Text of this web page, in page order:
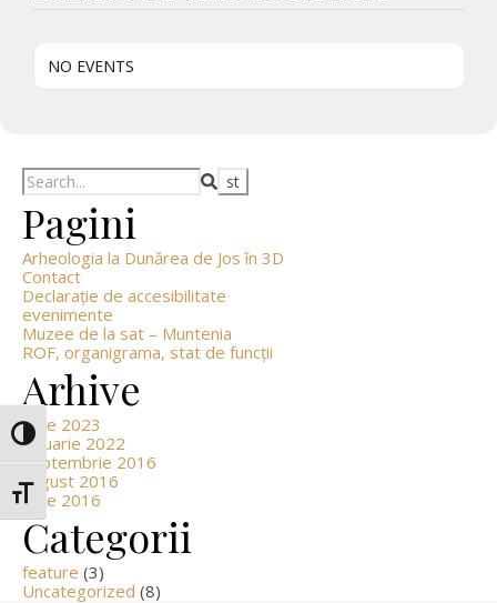
Glisor nivel contrast
Glisor mărime font
NO EVENTS
Search
Pagini
Arheologia la Dunărea de Jos în 3D
Contact
Declarație de accesibilitate
evenimente
Muzee de la sat – Muntenia
ROF, organigrama, stat de funcții
Arhive
iunie 2023
ianuarie 2022
septembrie 2016
august 2016
iunie 2016
Categorii
feature (3)
Uncategorized (8)